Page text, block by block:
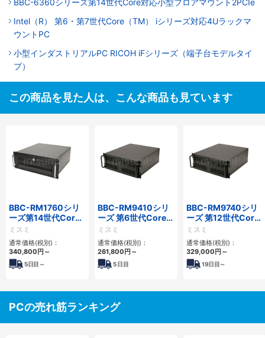
Intel（R） 第6・第7世代Core（TM） iシリーズ対応4Uラックマ
ウントPC
小型インダストリアルPC RICOH iFシリーズ（端子台モデルタイ
プ）
この商品を見た人は、こんな商品も見ています
BBC-RM1760シリ
ーズ第14世代Core
対応ラックマウント
3PCIe
ミスミ
通常価格(税別)：
340,800円～
5日目～
BBC-RM9410シリ
ーズ 第6世代Core対
応ラックマウント
FAPC 3PCI・3PCIe
ミスミ
通常価格(税別)：
261,800円～
5日目
BBC-RM9740シリ
ーズ 第12世代Core
対応ラックマウント
FAPC4PCI・3PCIe
ミスミ
通常価格(税別)：
329,000円～
19日目～
PCの売れ筋ランキング